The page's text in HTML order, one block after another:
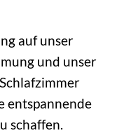
auf unser
und unser
entspannende
schaffen.